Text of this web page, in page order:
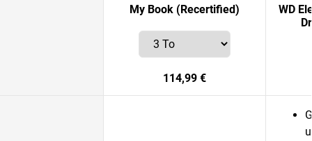
My Book (Recertified)
114,99 €
WD